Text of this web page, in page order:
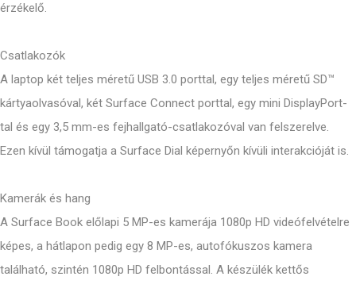
érzékelő.
Csatlakozók
A laptop két teljes méretű USB 3.0 porttal, egy teljes méretű SD™
kártyaolvasóval, két Surface Connect porttal, egy mini DisplayPort-
tal és egy 3,5 mm-es fejhallgató-csatlakozóval van felszerelve.
Ezen kívül támogatja a Surface Dial képernyőn kívüli interakcióját is.
Kamerák és hang
A Surface Book előlapi 5 MP-es kamerája 1080p HD videófelvételre
képes, a hátlapon pedig egy 8 MP-es, autofókuszos kamera
található, szintén 1080p HD felbontással. A készülék kettős